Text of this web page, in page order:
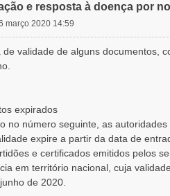
e resposta à doença por
março 2020 14:59
validade de alguns documentos,
expirados
no número seguinte, as
expire a partir da data de
e certificados emitidos pelos
em território nacional, cuja
de 2020.